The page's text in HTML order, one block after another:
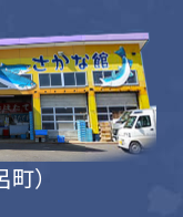
）